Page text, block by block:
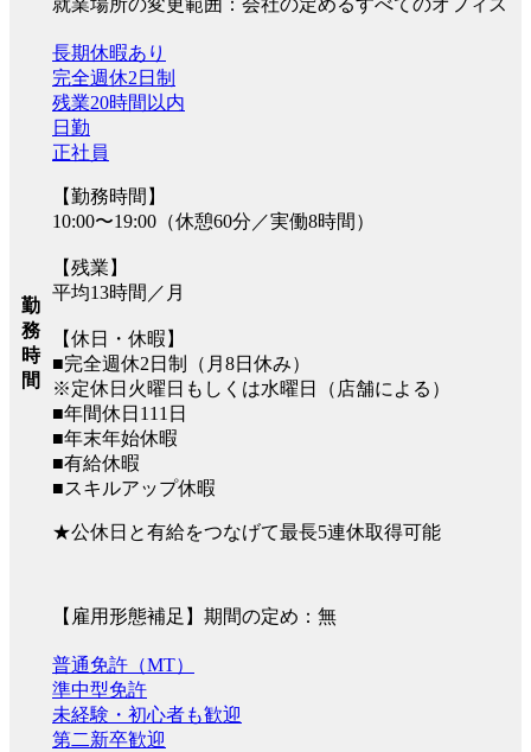
就業場所の変更範囲：会社の定めるすべてのオフィス
勤
務
時
間
長期休暇あり
完全週休2日制
残業20時間以内
日勤
正社員
【勤務時間】
10:00〜19:00（休憩60分／実働8時間）
【残業】
平均13時間／月
【休日・休暇】
■完全週休2日制（月8日休み）
※定休日火曜日もしくは水曜日（店舗による）
■年間休日111日
■年末年始休暇
■有給休暇
■スキルアップ休暇
★公休日と有給をつなげて最長5連休取得可能
【雇用形態補足】期間の定め：無
普通免許（MT）
準中型免許
未経験・初心者も歓迎
第二新卒歓迎